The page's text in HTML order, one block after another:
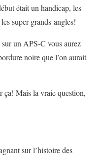
était un handicap, les
super grands-angles!
un APS-C vous aurez
noire que l’on aurait
ça! Mais la vraie question,
sur l’histoire des